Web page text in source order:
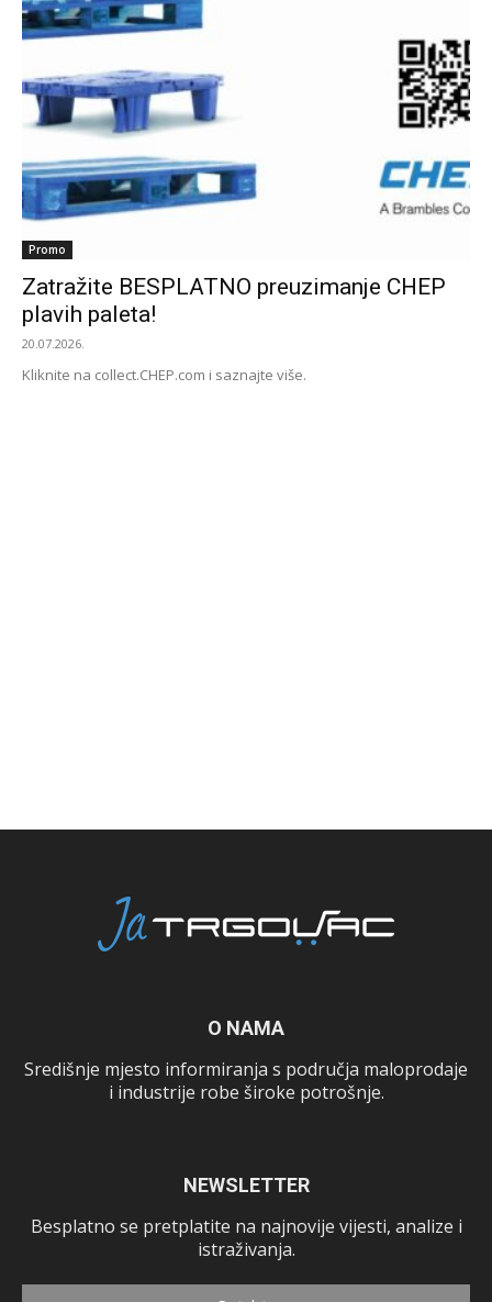
Promo
Zatražite BESPLATNO preuzimanje CHEP
plavih paleta!
20.07.2026.
Kliknite na collect.CHEP.com i saznajte više.
O NAMA
Središnje mjesto informiranja s područja maloprodaje
i industrije robe široke potrošnje.
NEWSLETTER
Besplatno se pretplatite na najnovije vijesti, analize i
istraživanja.